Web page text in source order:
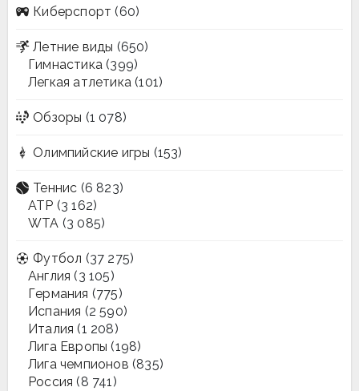
Киберспорт (60)
Летние виды (650)
Гимнастика (399)
Легкая атлетика (101)
Обзоры (1 078)
Олимпийские игры (153)
Теннис (6 823)
ATP (3 162)
WTA (3 085)
Футбол (37 275)
Англия (3 105)
Германия (775)
Испания (2 590)
Италия (1 208)
Лига Европы (198)
Лига чемпионов (835)
Россия (8 741)